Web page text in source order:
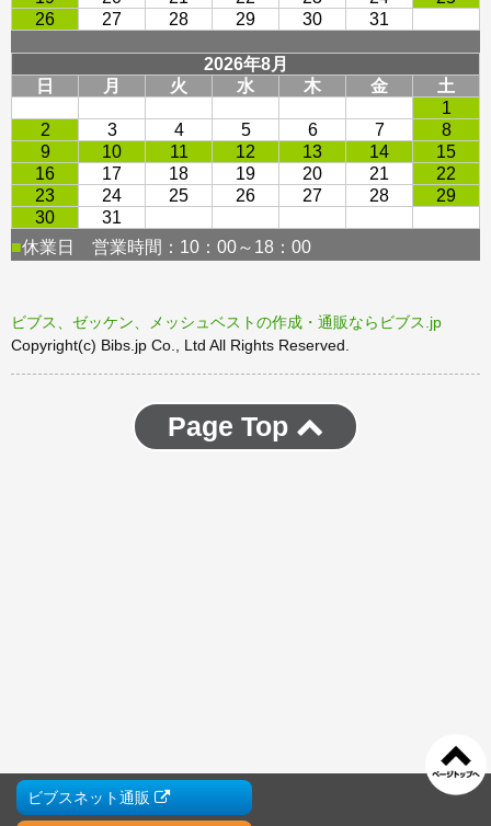
ビブスネット通販
ビブス、ゼッケン、メッシュベストの作成・通販ならビブス.jp
Copyright(c) Bibs.jp Co., Ltd All Rights Reserved.
Page Top